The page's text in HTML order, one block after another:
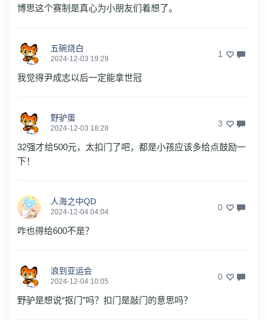
博思这个赛制是真心为小朋友们着想了。
五碗烧白
2024-12-03 19:29 1
我觉得尹成志以后一定能拿世冠
野驴蛋
2024-12-03 18:28 3
32强才给500元，太扣门了吧，都是小孩应该多给点鼓励一
下！
人海之中QD
2024-12-04 04:04 0
咋也得给600不是？
浪到亚运会
2024-12-04 10:05 0
野驴是想说“抠门”吗？扣门是敲门的意思吗？